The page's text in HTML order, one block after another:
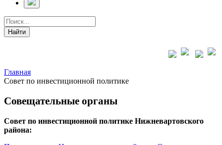
Главная
Совет по инвестиционной политике
Совещательные органы
Совет по инвестиционной политике Нижневартовского
района: